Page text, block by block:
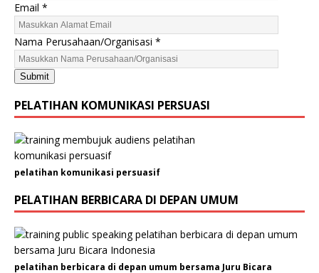
N
a
m
a
K
e
l
a
m
i
n
N
a
m
a
Email *
Nama Perusahaan/Organisasi *
Submit
PELATIHAN KOMUNIKASI PERSUASI
pelatihan komunikasi persuasif
PELATIHAN BERBICARA DI DEPAN UMUM
pelatihan berbicara di depan umum bersama Juru Bicara